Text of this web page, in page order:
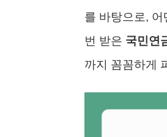
를 바탕으로,
번 받은 국민연
까지 꼼꼼하게